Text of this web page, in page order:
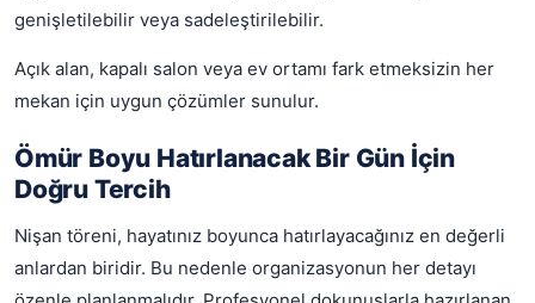
genişletilebilir veya sadeleştirilebilir.
Açık alan, kapalı salon veya ev ortamı fark etmeksizin her
mekan için uygun çözümler sunulur.
Ömür Boyu Hatırlanacak Bir Gün İçin
Doğru Tercih
Nişan töreni, hayatınız boyunca hatırlayacağınız en değerli
anlardan biridir. Bu nedenle organizasyonun her detayı